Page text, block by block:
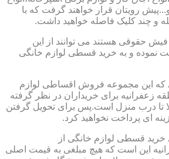
رویتان قرار خواهند گرفت که با
و چند کلیک فاصله خواهید داشت.
حقوقی هستند می توانند از این
نموده و به خرید قسطی لوازم خانگی
که این مجموعه فروش اقساطی لوازم
زعفرانیه برای خریداران در نظر گرفته
تا درب منزل است.پس برای تحویل گرفتن
ای پرداخت نخواهید کرد.
خرید قسطی لوازم خانگی از
این است که هیچ مبلغی به قیمت اصلی